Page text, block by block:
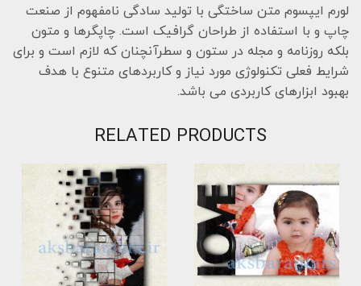
لورم ایپسوم متن ساختگی با تولید سادگی نامفهوم از صنعت
چاپ و با استفاده از طراحان گرافیک است. چاپگرها و متون
بلکه روزنامه و مجله در ستون و سطرآنچنان که لازم است و برای
شرایط فعلی تکنولوژی مورد نیاز و کاربردهای متنوع با هدف
بهبود ابزارهای کاربردی می باشد.
RELATED PRODUCTS